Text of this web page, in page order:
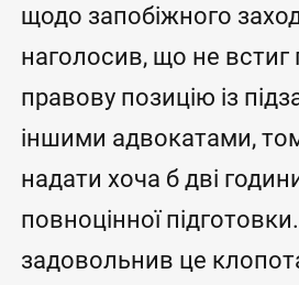
щодо запобіжного
наголосив, що не встиг
правову позицію із
іншими адвокатами,
надати хоча б дві
повноцінної
задовольнив це